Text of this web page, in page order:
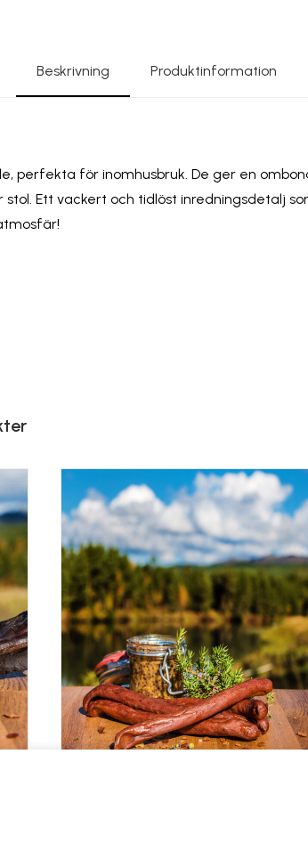
Beskrivning Produktinformation
perfekta för inomhusbruk. De ger en
Ett vackert och tidlöst inredningsdetalj